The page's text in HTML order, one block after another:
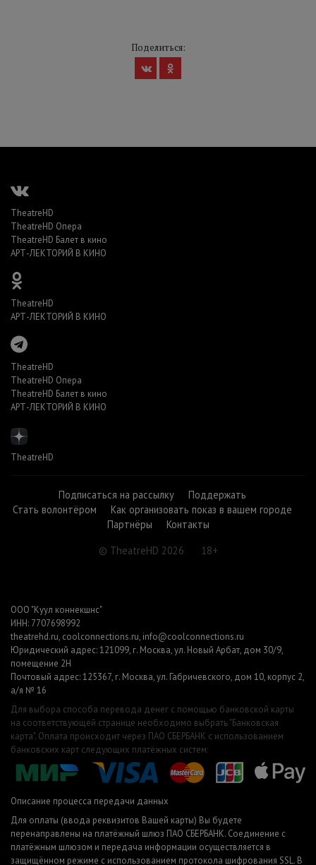
Поделиться:
TheatreHD
TheatreHD Опера
TheatreHD Балет в кино
АРТ-ЛЕКТОРИЙ В КИНО
TheatreHD
АРТ-ЛЕКТОРИЙ В КИНО
TheatreHD
TheatreHD Опера
TheatreHD Балет в кино
АРТ-ЛЕКТОРИЙ В КИНО
TheatreHD
Подписаться на рассылку
Поддержать
Стать волонтёром
Как организовать показ в вашем городе
Партнёры
Контакты
© TheatreHD 2026
18+
ООО "Куул коннекшнс"
ИНН: 7707698992
theatrehd.ru, coolconnections.ru, info@coolconnections.ru
Юридический адрес: 121099, г. Москва, ул. Новый Арбат, дом 30/9,
помещение 2Н
Почтовый адрес: 125367, г. Москва, ул. Габричевского, дом 10, корпус 2,
а/я № 16
Для выбора способа перевода денег с помощью банковской карты
на соответствующей странице необходимо выбрать "Банковская
карта". Оплата происходит через ПАО СБЕРБАНК с использованием
банковских карт следующих платёжных систем:
Описание процесса передачи данных
Для оплаты (ввода реквизитов Вашей карты) Вы будете
перенаправлены на платёжный шлюз ПАО СБЕРБАНК. Соединение с
платёжным шлюзом и передача информации осуществляется в
защищённом режиме с использованием протокола шифрования SSL. В